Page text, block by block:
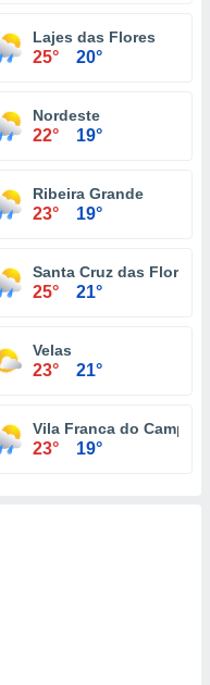
Lajes das Flores
25° 20°
Nordeste
22° 19°
Ribeira Grande
23° 19°
Santa Cruz das Flores
25° 21°
Velas
23° 21°
Vila Franca do Campo
23° 19°